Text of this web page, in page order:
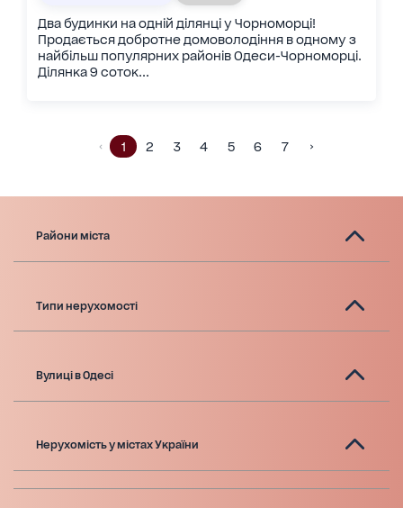
Два будинки на одній ділянці у Чорноморці!
Продається добротне домоволодіння в одному з
найбільш популярних районів Одеси-Чорноморці.
Ділянка 9 соток...
1 2 3 4 5 6 7
Райони міста
Типи нерухомості
Вулиці в Одесі
Нерухомість у містах України